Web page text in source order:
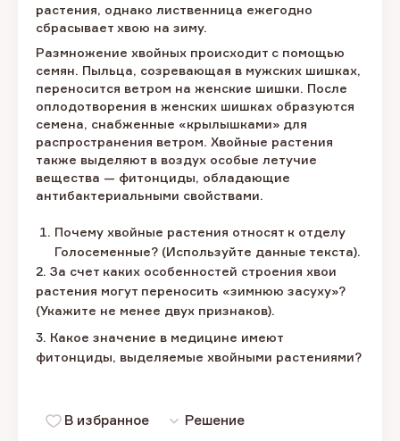
растения, однако лиственница ежегодно
сбрасывает хвою на зиму.
Размножение хвойных происходит с помощью
семян. Пыльца, созревающая в мужских шишках,
переносится ветром на женские шишки. После
оплодотворения в женских шишках образуются
семена, снабженные «крылышками» для
распространения ветром. Хвойные растения
также выделяют в воздух особые летучие
вещества — фитонциды, обладающие
антибактериальными свойствами.
Почему хвойные растения относят к отделу
Голосеменные? (Используйте данные текста).
2. За счет каких особенностей строения хвои
растения могут переносить «зимнюю засуху»?
(Укажите не менее двух признаков).
3. Какое значение в медицине имеют
фитонциды, выделяемые хвойными растениями?
В избранное Решение